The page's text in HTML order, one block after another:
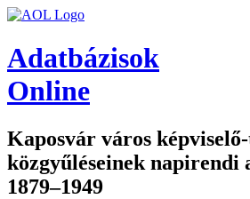
Adatbázisok
Online
Kaposvár város
közgyűléseinek napirendi
1879–1949